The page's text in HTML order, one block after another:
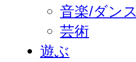
音楽/ダンス
芸術
遊ぶ